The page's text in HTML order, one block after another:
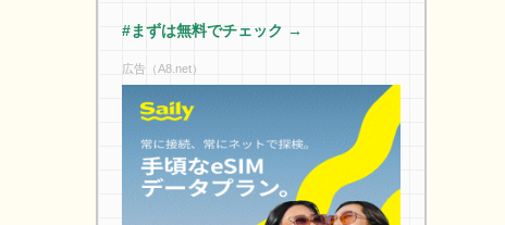
#まずは無料でチェック →
広告（A8.net）